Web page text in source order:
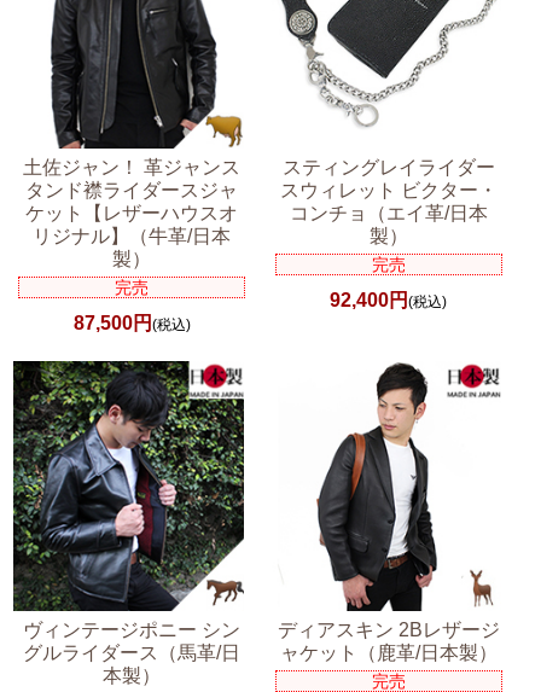
土佐ジャン！ 革ジャンス
タンド襟ライダースジャ
ケット【レザーハウスオ
リジナル】（牛革/日本
製）
完売
87,500円 (税込)
スティングレイライダー
スウィレット ビクター・
コンチョ（エイ革/日本
製）
完売
92,400円(税込)
ヴィンテージポニー シン
グルライダース（馬革/日
本製）
ディアスキン 2Bレザージ
ャケット（鹿革/日本製）
完売